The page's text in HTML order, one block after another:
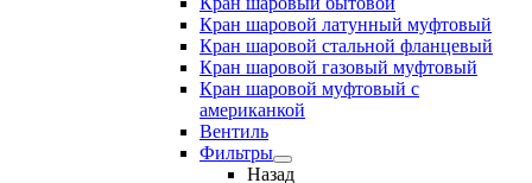
Кран шаровой латунный муфтовый
Кран шаровой стальной фланцевый
Кран шаровой газовый муфтовый
Кран шаровой муфтовый с
американкой
Вентиль
Фильтры
Назад